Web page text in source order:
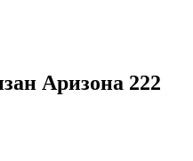
Аризона 222